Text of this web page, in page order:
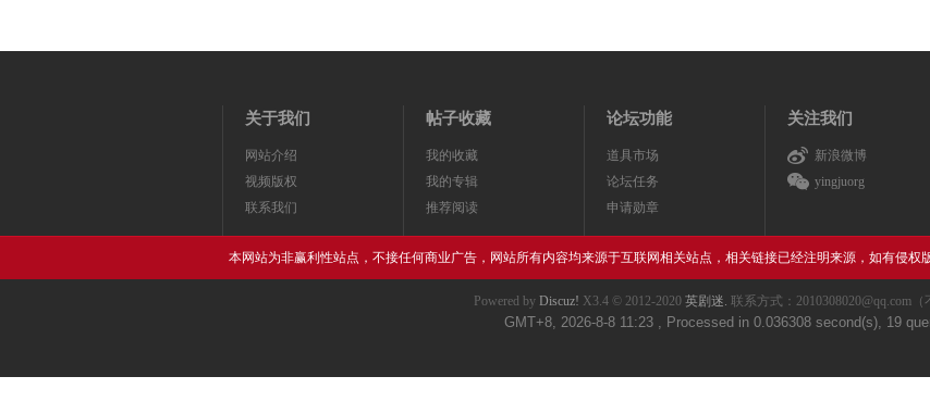
关于我们
网站介绍
视频版权
联系我们
帖子收藏
我的收藏
我的专辑
推荐阅读
论坛功能
道具市场
论坛任务
申请勋章
关注我们
新浪微博
yingjuorg
本网站为非赢利性站点，不接任何商业广告，网站所有内容均来源于互联网相关站点，相关链接已经注明来源，如有侵权
Powered by Discuz! X3.4 © 2012-2020 英剧迷. 联系方式：2010308020@qq.com（
GMT+8, 2026-8-8 11:23 , Processed in 0.036308 second(s), 19